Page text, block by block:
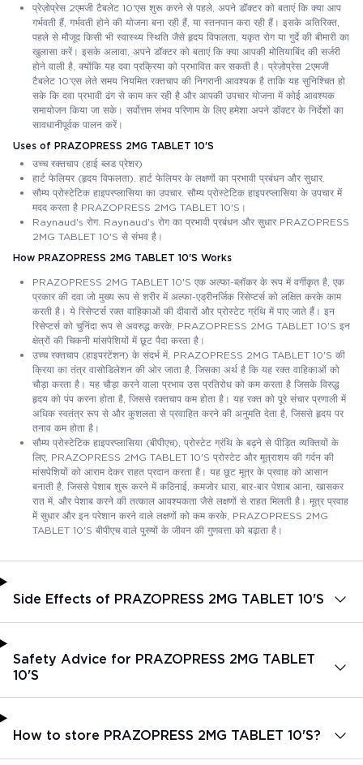
प्रेज़ोप्रेस 2एमजी टैबलेट 10'एस शुरू करने से पहले, अपने डॉक्टर को बताएं कि क्या आप
गर्भवती हैं, गर्भवती होने की योजना बना रही हैं, या स्तनपान करा रही हैं। इसके अतिरिक्त,
पहले से मौजूद किसी भी स्वास्थ्य स्थिति जैसे हृदय विफलता, यकृत रोग या गुर्दे की बीमारी का
खुलासा करें। इसके अलावा, अपने डॉक्टर को बताएं कि क्या आपकी मोतियाबिंद की सर्जरी
होने वाली है, क्योंकि यह दवा प्रक्रिया को प्रभावित कर सकती है। प्रेज़ोप्रेस 2एमजी
टैबलेट 10'एस लेते समय नियमित रक्तचाप की निगरानी आवश्यक है ताकि यह सुनिश्चित हो
सके कि दवा प्रभावी ढंग से काम कर रही है और आपकी उपचार योजना में कोई आवश्यक
समायोजन किया जा सके। सर्वोत्तम संभव परिणाम के लिए हमेशा अपने डॉक्टर के निर्देशों का
सावधानीपूर्वक पालन करें।
Uses of PRAZOPRESS 2MG TABLET 10'S
उच्च रक्तचाप (हाई ब्लड प्रेशर)
हार्ट फेलियर (हृदय विफलता). हार्ट फेलियर के लक्षणों का प्रभावी प्रबंधन और सुधार.
सौम्य प्रोस्टेटिक हाइपरप्लासिया का उपचार. सौम्य प्रोस्टेटिक हाइपरप्लासिया के उपचार में
मदद करता है PRAZOPRESS 2MG TABLET 10'S।
Raynaud's रोग. Raynaud's रोग का प्रभावी प्रबंधन और सुधार PRAZOPRESS
2MG TABLET 10'S से संभव है।
How PRAZOPRESS 2MG TABLET 10'S Works
PRAZOPRESS 2MG TABLET 10'S एक अल्फा-ब्लॉकर के रूप में वर्गीकृत है, एक
प्रकार की दवा जो मुख्य रूप से शरीर में अल्फा-एड्रीनर्जिक रिसेप्टर्स को लक्षित करके काम
करती है। ये रिसेप्टर्स रक्त वाहिकाओं की दीवारों और प्रोस्टेट ग्रंथि में पाए जाते हैं। इन
रिसेप्टर्स को चुनिंदा रूप से अवरुद्ध करके, PRAZOPRESS 2MG TABLET 10'S इन
क्षेत्रों की चिकनी मांसपेशियों में छूट पैदा करता है।
उच्च रक्तचाप (हाइपरटेंशन) के संदर्भ में, PRAZOPRESS 2MG TABLET 10'S की
क्रिया का तंत्र वासोडिलेशन की ओर जाता है, जिसका अर्थ है कि यह रक्त वाहिकाओं को
चौड़ा करता है। यह चौड़ा करने वाला प्रभाव उस प्रतिरोध को कम करता है जिसके विरुद्ध
हृदय को पंप करना होता है, जिससे रक्तचाप कम होता है। यह रक्त को पूरे संचार प्रणाली में
अधिक स्वतंत्र रूप से और कुशलता से प्रवाहित करने की अनुमति देता है, जिससे हृदय पर
तनाव कम होता है।
सौम्य प्रोस्टेटिक हाइपरप्लासिया (बीपीएच), प्रोस्टेट ग्रंथि के बढ़ने से पीड़ित व्यक्तियों के
लिए, PRAZOPRESS 2MG TABLET 10'S प्रोस्टेट और मूत्राशय की गर्दन की
मांसपेशियों को आराम देकर राहत प्रदान करता है। यह छूट मूत्र के प्रवाह को आसान
बनाती है, जिससे पेशाब शुरू करने में कठिनाई, कमजोर धारा, बार-बार पेशाब आना, खासकर
रात में, और पेशाब करने की तत्काल आवश्यकता जैसे लक्षणों से राहत मिलती है। मूत्र प्रवाह
में सुधार और इन परेशान करने वाले लक्षणों को कम करके, PRAZOPRESS 2MG
TABLET 10'S बीपीएच वाले पुरुषों के जीवन की गुणवत्ता को बढ़ाता है।
Side Effects of PRAZOPRESS 2MG TABLET 10'S
Safety Advice for PRAZOPRESS 2MG TABLET
10'S
How to store PRAZOPRESS 2MG TABLET 10'S?